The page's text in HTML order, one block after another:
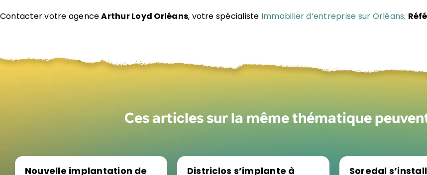
Contacter votre agenceArthur Loyd Orléans, votre spécialiste Immobilier d’entreprise sur Orléans.
Ces articles sur la même thématique
Nouvelle implantation de Districlos s’implante à Soredal